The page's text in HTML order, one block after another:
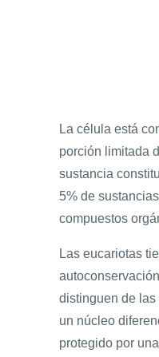
La célula está
porción limitada
sustancia
5% de
compuestos
Las eucariotas
distinguen de
un núcleo
protegido por